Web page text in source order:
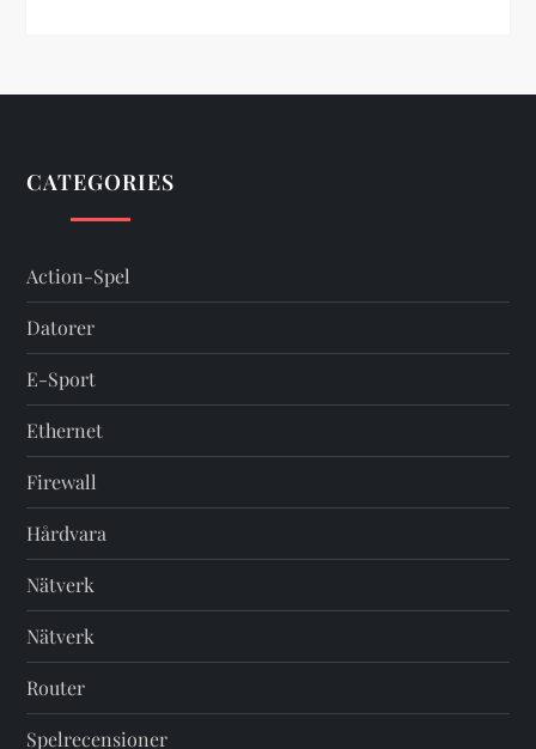
CATEGORIES
Action-Spel
Datorer
E-Sport
Ethernet
Firewall
Hårdvara
Nätverk
Nätverk
Router
Spelrecensioner